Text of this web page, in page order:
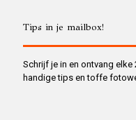
Tips in je mailbox!
Schrijf je in en ontvang
handige tips en toffe